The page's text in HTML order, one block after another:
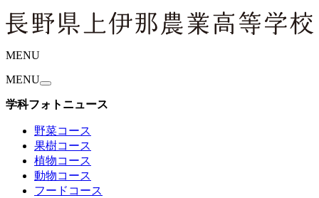
MENU
MENU
学科フォトニュース
野菜コース
果樹コース
植物コース
動物コース
フードコース